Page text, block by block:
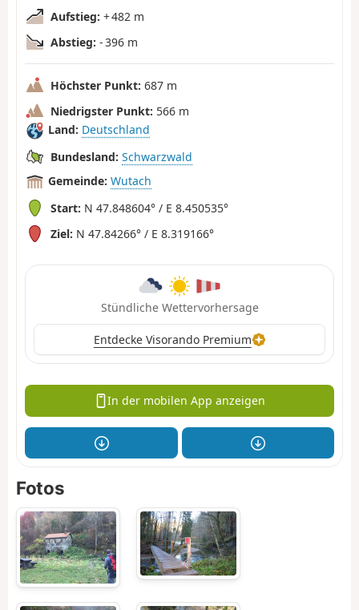
Aufstieg: + 482 m
Abstieg: - 396 m
Höchster Punkt: 687 m
Niedrigster Punkt: 566 m
Land: Deutschland
Bundesland: Schwarzwald
Gemeinde: Wutach
Start: N 47.848604° / E 8.450535°
Ziel: N 47.84266° / E 8.319166°
Stündliche Wettervorhersage
Entdecke Visorando Premium
In der mobilen App anzeigen
Fotos